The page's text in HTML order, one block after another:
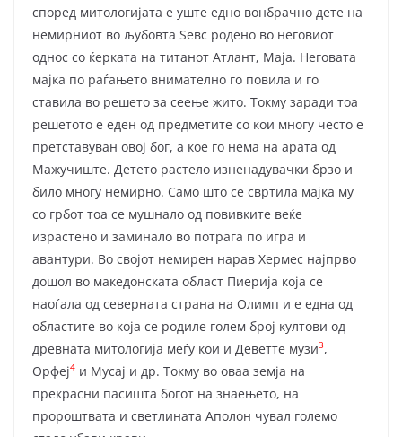
според митологијата е уште едно вонбрачно дете на
немирниот во љубовта Ѕевс родено во неговиот
однос со ќерката на титанот Атлант, Маја. Неговата
мајка по раѓањето внимателно го повила и го
ставила во решето за сеење жито. Токму заради тоа
решетото е еден од предметите со кои многу често е
претставуван овој бог, а кое го нема на арата од
Мажучиште. Детето растело изненадувачки брзо и
било многу немирно. Само што се свртила мајка му
со грбот тоа се мушнало од повивките веќе
израстено и заминало во потрага по игра и
авантури. Во својот немирен нарав Хермес најпрво
дошол во македонската област Пиерија која се
наоѓала од северната страна на Олимп и е една од
областите во која се родиле голем број култови од
древната митологија меѓу кои и Деветте музи3,
Орфеј4 и Мусај и др. Токму во оваа земја на
прекрасни пасишта богот на знаењето, на
пророштвата и светлината Аполон чувал големо